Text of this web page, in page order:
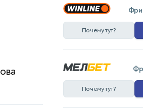
Почему тут?
Почему тут?